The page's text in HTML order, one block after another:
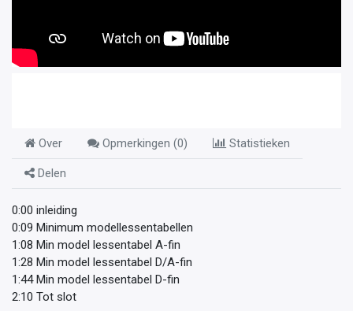
Over Opmerkingen (0) Statistieken
Delen
0:00 inleiding
0:09 Minimum modellessentabellen
1:08 Min model lessentabel A-fin
1:28 Min model lessentabel D/A-fin
1:44 Min model lessentabel D-fin
2:10 Tot slot